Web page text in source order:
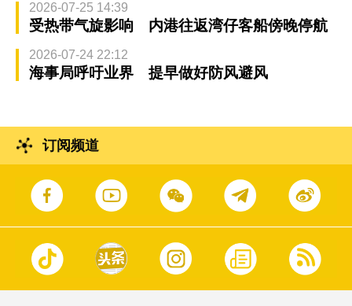
2026-07-25 14:39
受热带气旋影响 内港往返湾仔客船傍晚停航
2026-07-24 22:12
海事局呼吁业界 提早做好防风避风
订阅频道